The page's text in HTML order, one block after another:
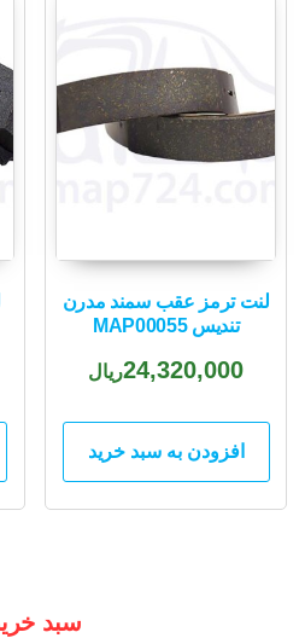
لنت ترمز عقب سمند مدرن
تندیس MAP00055
24,320,000ریال
افزودن به سبد خرید
سبد